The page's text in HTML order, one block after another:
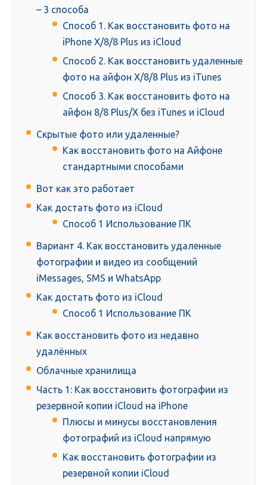
– 3 способа
Способ 1. Как восстановить фото на
iPhone X/8/8 Plus из iCloud
Способ 2. Как восстановить удаленные
фото на айфон X/8/8 Plus из iTunes
Способ 3. Как восстановить фото на
айфон 8/8 Plus/X без iTunes и iCloud
Скрытые фото или удаленные?
Как восстановить фото на Айфоне
стандартными способами
Вот как это работает
Как достать фото из iCloud
Способ 1 Использование ПК
Вариант 4. Как восстановить удаленные
фотографии и видео из сообщений
iMessages, SMS и WhatsApp
Как достать фото из iCloud
Способ 1 Использование ПК
Как восстановить фото из недавно
удалённых
Облачные хранилища
Часть 1: Как восстановить фотографии из
резервной копии iCloud на iPhone
Плюсы и минусы восстановления
фотографий из iCloud напрямую
Как восстановить фотографии из
резервной копии iCloud